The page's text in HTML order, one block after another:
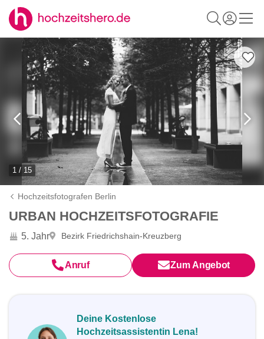
1 / 15
Hochzeitsfotografen Berlin
URBAN HOCHZEITSFOTOGRAFIE
5. Jahr Bezirk Friedrichshain-Kreuzberg
Anruf Zum Angebot
Deine Kostenlose
Hochzeitsassistentin Lena!